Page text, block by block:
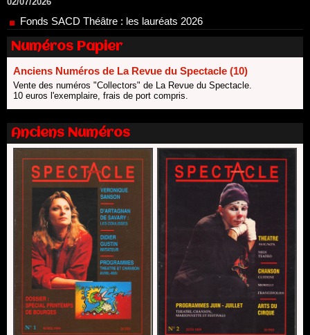
23/06/2026
Dispositif ARTCENA Écrire pour le cirque, les lauréats 2026 !
20/06/2026
Le palmarès des prix SACD 2026
18/06/2026
Les 10 lauréats du Fonds Grandes Formes Théâtre 2026
SACD
Nomination de Nathalie Garraud et Olivier Saccomano à la
direction du Théâtre de Gennevilliers - CDN
13/06/2026
Dispositif SACD Auteurs d'espaces : les lauréats 2026
18/03/2026
Numéros Papier
Anciens Numéros de La Revue du Spectacle (10)
Vente des numéros "Collectors" de La Revue du Spectacle.
10 euros l'exemplaire, frais de port compris.
Anciens Numéros